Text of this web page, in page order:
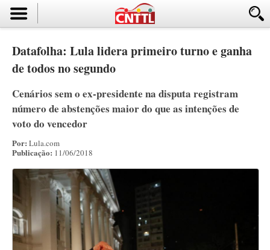
Datafolha: Lula lidera primeiro turno e ganha
de todos no segundo
Cenários sem o ex-presidente na disputa registram
número de abstenções maior do que as intenções de
voto do vencedor
Por: Lula.com
Publicação: 11/06/2018